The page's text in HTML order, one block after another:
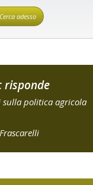
Cerca adesso
risponde
politica agricola